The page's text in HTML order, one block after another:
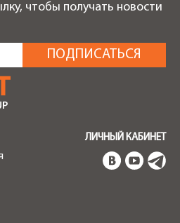
чтобы получать новости
ЛИЧНЫЙ КАБИНЕТ